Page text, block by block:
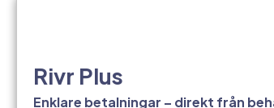
Rivr Plus
Enklare betalningar – direkt från